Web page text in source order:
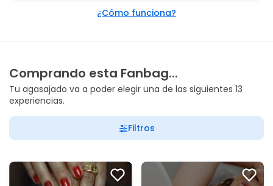
¿Cómo funciona?
Comprando esta Fanbag...
Tu agasajado va a poder elegir una de las siguientes 13
experiencias.
Filtros